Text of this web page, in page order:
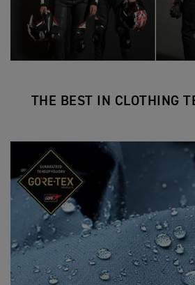
THE BEST IN CLOTHING